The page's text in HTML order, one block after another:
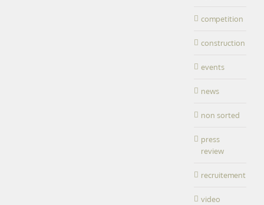
competition
construction
events
news
non sorted
press
review
recruitement
video